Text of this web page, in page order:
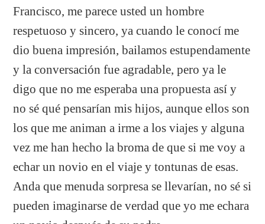
Francisco, me parece usted un hombre
respetuoso y sincero, ya cuando le conocí me
dio buena impresión, bailamos estupendamente
y la conversación fue agradable, pero ya le
digo que no me esperaba una propuesta así y
no sé qué pensarían mis hijos, aunque ellos son
los que me animan a irme a los viajes y alguna
vez me han hecho la broma de que si me voy a
echar un novio en el viaje y tontunas de esas.
Anda que menuda sorpresa se llevarían, no sé si
pueden imaginarse de verdad que yo me echara